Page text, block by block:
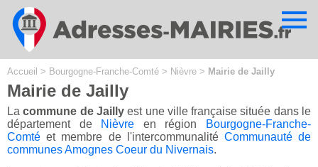
Accueil > Bourgogne-Franche-Comté > Nièvre > Mairie de Jailly
Mairie de Jailly
Lacommune de Jaillyest une ville française située dans le
département de
Nièvre en région
Bourgogne-Franche-
Comté et membre de l'intercommunalité Communauté de
communes Amognes Coeur du Nivernais.
Cookies management panel